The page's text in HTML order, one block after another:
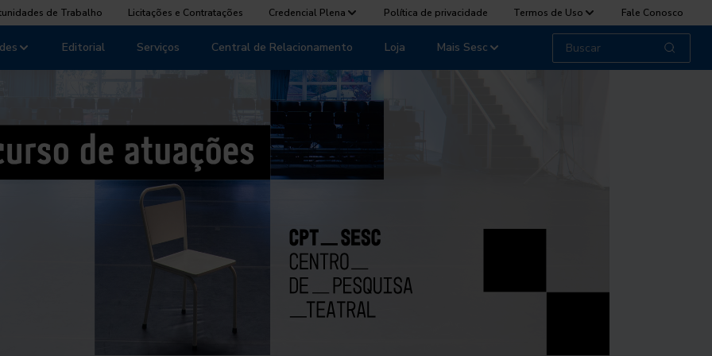
de Trabalho Licitações e Contratações Credencial Plena Política de privacidade Termos de Uso Fale Conosco
Editorial Serviços Central de Relacionamento Loja Mais Sesc